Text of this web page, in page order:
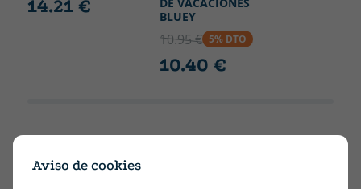
Aviso de cookies
14.21 €
BLUEY
10.95 € 5% DTO
10.40 €